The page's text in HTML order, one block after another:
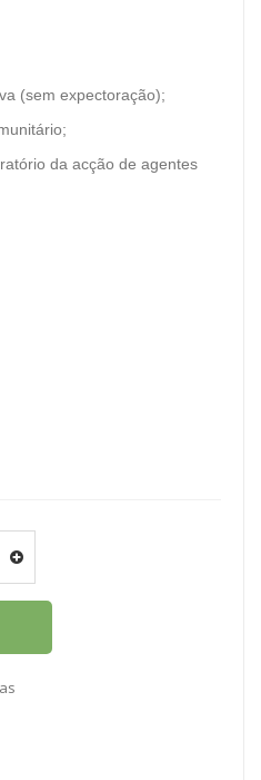
(sem expectoração);
da acção de agentes